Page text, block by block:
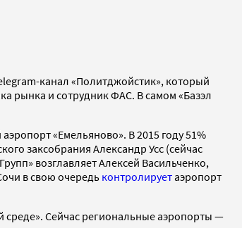
канал «Политджойстик», который
рынка и сотрудник ФАС. В самом «Базэл
«Емельяново». В 2015 году 51%
заксобрания Александр Усс (сейчас
возглавляет Алексей Васильченко,
в свою очередь контролируетаэропорт
среде». Сейчас региональные аэропорты —